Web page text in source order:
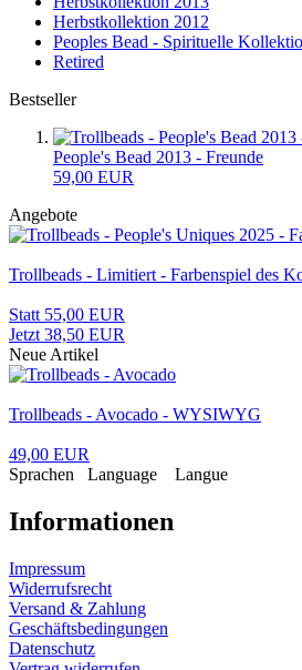
Herbstkollektion 2012
Peoples Bead - Spirituelle
Retired
Bestseller
People's Bead 2013 - Freunde
59,00 EUR
Angebote
Trollbeads - Limitiert - Farbenspiel des
Statt 55,00 EUR
Jetzt 38,50 EUR
Neue Artikel
Trollbeads - Avocado - WYSIWYG
49,00 EUR
Sprachen
Language Langue
Informationen
Impressum
Widerrufsrecht
Versand & Zahlung
Geschäftsbedingungen
Datenschutz